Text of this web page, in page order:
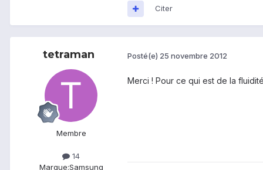
Citer
tetraman
Membre
14
Marque:Samsung
Posté(e) 25 novembre 2012
Merci ! Pour ce qui est de la